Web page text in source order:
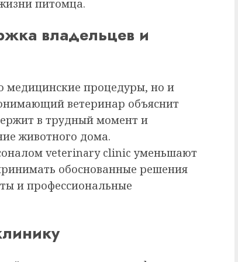
питомца.
владельцев и
медицинские процедуры, но и
ветеринар объяснит
в трудный момент и
животного дома.
veterinary clinic уменьшают
обоснованные решения
и профессиональные